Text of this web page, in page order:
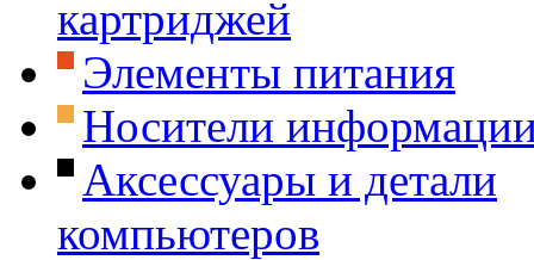
картриджей
Элементы питания
Носители
Аксессуары и детали
компьютеров